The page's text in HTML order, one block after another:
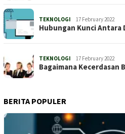
TEKNOLOGI 17 February 2022
Hubungan Kunci Antara
TEKNOLOGI 17 February 2022
Bagaimana
BERITA POPULER